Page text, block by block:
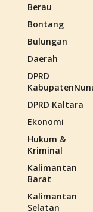
Berau
Bontang
Bulungan
Daerah
DPRD
DPRD Kaltara
Ekonomi
Hukum &
Kriminal
Kalimantan
Barat
Kalimantan
Selatan